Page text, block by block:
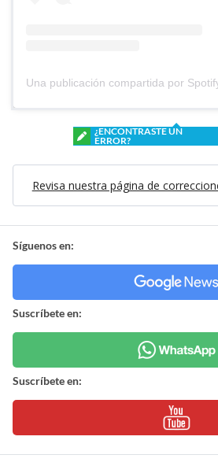
Una publicación compartida por
¿ENCONTRASTE UN
ERROR?
Revisa nuestra página de
Síguenos en:
Suscríbete en:
Suscríbete en: